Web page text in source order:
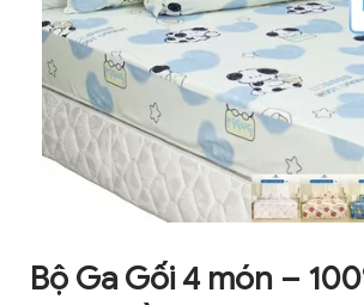
Bộ Ga Gối 4 món –